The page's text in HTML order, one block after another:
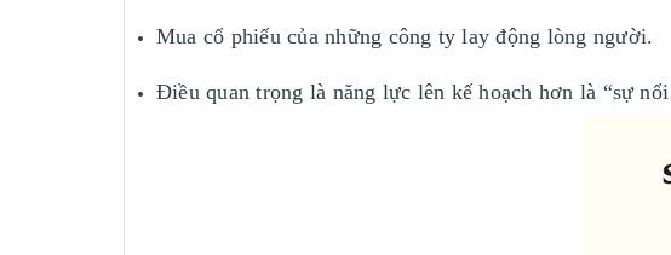
Mua cổ phiếu của những công ty lay động lòng người.
Điều quan trọng là năng lực lên kế hoạch hơn là “sự